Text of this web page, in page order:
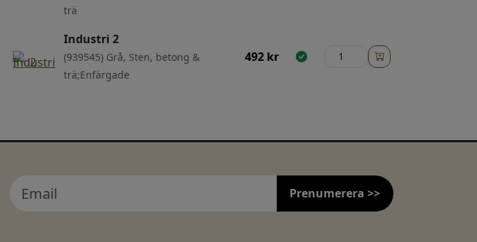
trä
Industri 2
(939545) Grå, Sten, betong &
trä;Enfärgade
492 kr
Prenumerera >>